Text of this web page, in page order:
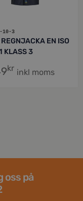
10-3
EN ISO
KLASS 3
kr inkl moms
oss på